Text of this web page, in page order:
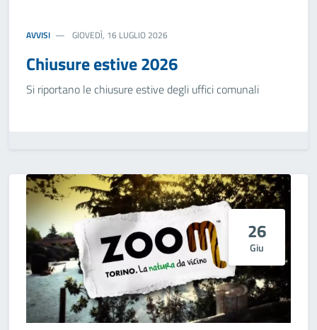
AVVISI GIOVEDÌ, 16 LUGLIO 2026
Chiusure estive 2026
Si riportano le chiusure estive degli uffici comunali
26
Giu